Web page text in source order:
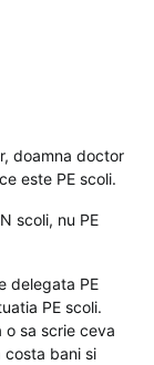
doamna doctor
este PE scoli.
scoli, nu PE
delegata PE
PE scoli.
o sa scrie ceva
costa bani si